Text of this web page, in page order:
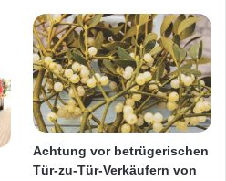
Achtung vor betrügerischen
Tür-zu-Tür-Verkäufern von